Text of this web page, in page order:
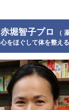
赤堀智子プロ
（
心をほぐして体を整え